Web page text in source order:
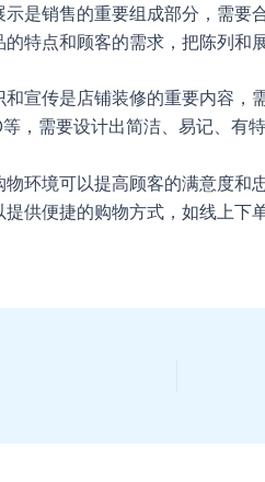
是销售的重要组成部分，需要
特点和顾客的需求，把陈列和
宣传是店铺装修的重要内容，
，需要设计出简洁、易记、有
环境可以提高顾客的满意度和
供便捷的购物方式，如线上下